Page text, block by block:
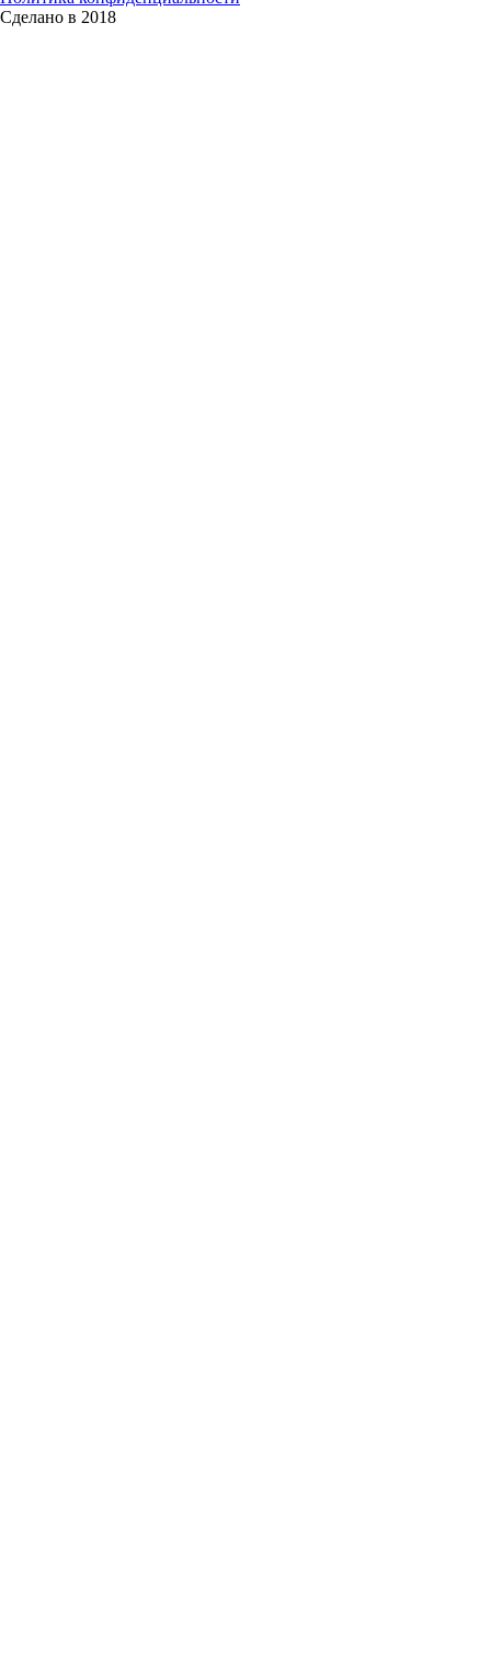
Сделано в 2018